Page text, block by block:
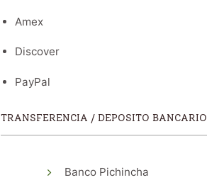
Amex
Discover
PayPal
TRANSFERENCIA / DEPOSITO BANCARIO
Banco Pichincha